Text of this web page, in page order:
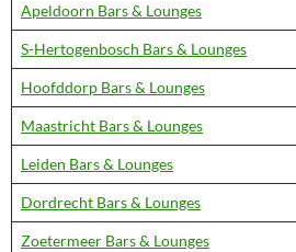
Apeldoorn Bars & Lounges
S-Hertogenbosch Bars & Lounges
Hoofddorp Bars & Lounges
Maastricht Bars & Lounges
Leiden Bars & Lounges
Dordrecht Bars & Lounges
Zoetermeer Bars & Lounges